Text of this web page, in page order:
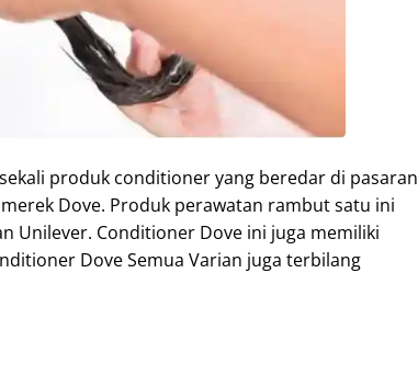
produk conditioner yang beredar di pasaran
Dove. Produk perawatan rambut satu ini
Unilever. Conditioner Dove ini juga memiliki
Dove Semua Varian juga terbilang